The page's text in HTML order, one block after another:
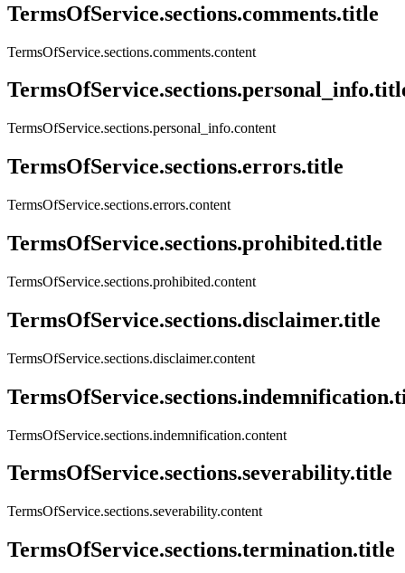
TermsOfService.sections.comments.title
TermsOfService.sections.comments.content
TermsOfService.sections.personal_info.content
TermsOfService.sections.errors.title
TermsOfService.sections.errors.content
TermsOfService.sections.prohibited.title
TermsOfService.sections.prohibited.content
TermsOfService.sections.disclaimer.title
TermsOfService.sections.disclaimer.content
TermsOfService.sections.indemnification.content
TermsOfService.sections.severability.title
TermsOfService.sections.severability.content
TermsOfService.sections.termination.title